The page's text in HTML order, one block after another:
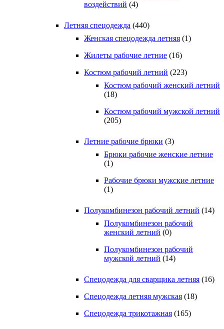
воздействий (4)
Летняя спецодежда (440)
Женская спецодежда летняя (1)
Жилеты рабочие летние (16)
Костюм рабочий летний (223)
Костюм рабочий женский летний
(18)
Костюм рабочий мужской летний
(205)
Летние рабочие брюки (3)
Брюки рабочие женские летние
(1)
Рабочие брюки мужские летние
(1)
Полукомбинезон рабочий летний (14)
Полукомбинезон рабочий
женский летний (0)
Полукомбинезон рабочий
мужской летний (14)
Спецодежда для сварщика летняя (16)
Спецодежда летняя мужская (18)
Спецодежда трикотажная (165)